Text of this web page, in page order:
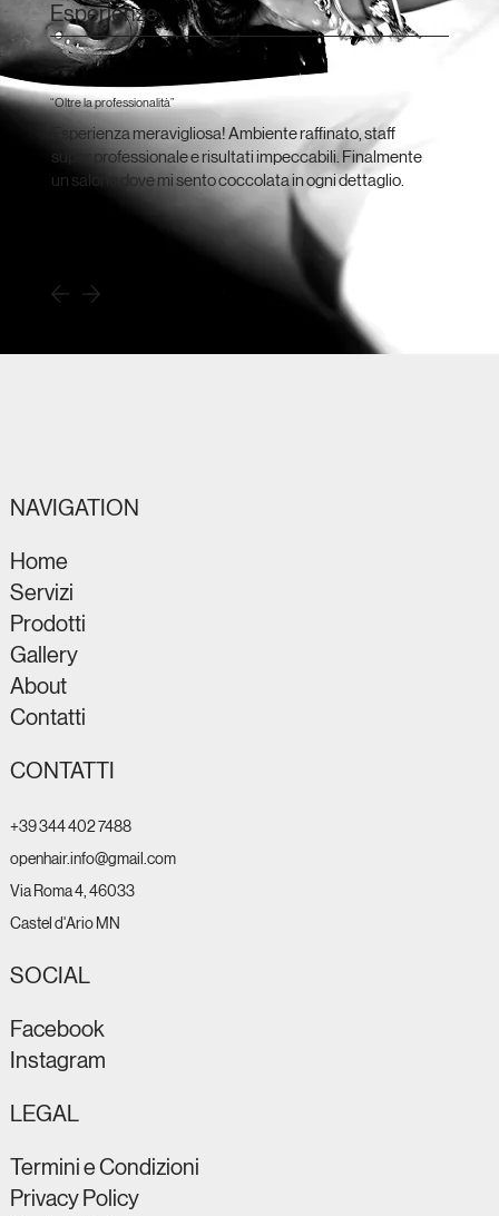
Esperienze
“Oltre la professionalità”
Esperienza meravigliosa! Ambiente raffinato, staff
super professionale e risultati impeccabili. Finalmente
un salone dove mi sento coccolata in ogni dettaglio.
NAVIGATION
Home
Servizi
Prodotti
Gallery
About
Contatti
CONTATTI
+39 344 402 7488
openhair.info@gmail.com
Via Roma 4, 46033
Castel d'Ario MN
LEGAL
Termini e Condizioni
Privacy Policy
SOCIAL
Facebook
Instagram